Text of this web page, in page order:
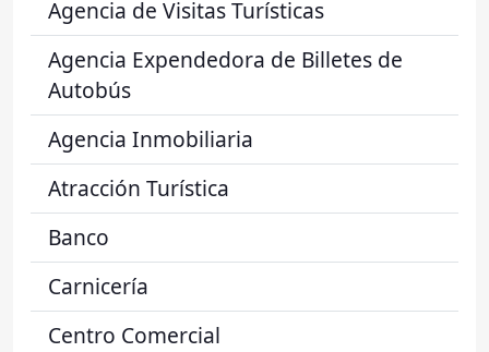
Agencia de Visitas Turísticas
Agencia Expendedora de Billetes de
Autobús
Agencia Inmobiliaria
Atracción Turística
Banco
Carnicería
Centro Comercial